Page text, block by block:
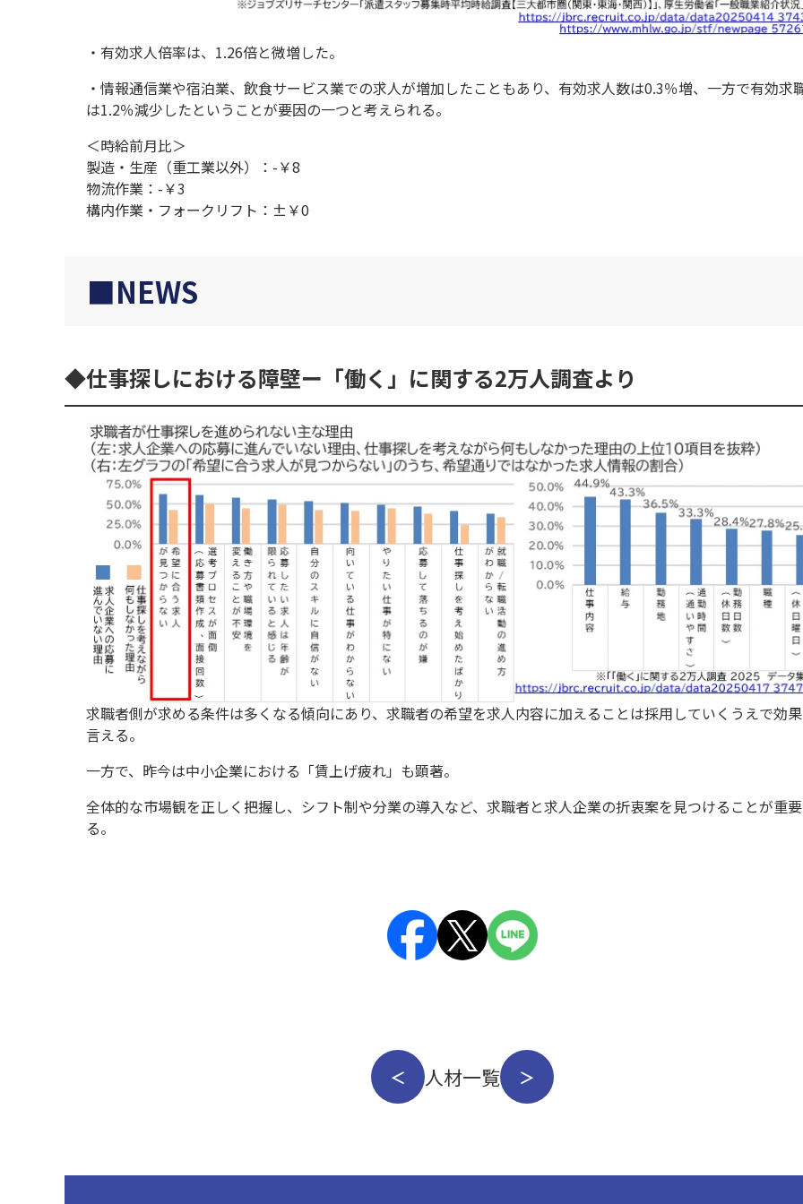
・有効求人倍率は、1.26倍と微増した。
・情報通信業や宿泊業、飲食サービス業での求人が増加したこともあり、有効求人数は0.3％増、一方で有効求
は1.2％減少したということが要因の一つと考えられる。
＜時給前月比＞
製造・生産（重工業以外）：-￥8
物流作業：-￥3
構内作業・フォークリフト：±￥0
NEWS
仕事探しにおける障壁ー「働く」に関する2万人調査より
求職者側が求める条件は多くなる傾向にあり、求職者の希望を求人内容に加えることは採用していくうえで効
言える。
一方で、昨今は中小企業における「賃上げ疲れ」も顕著。
全体的な市場観を正しく把握し、シフト制や分業の導入など、求職者と求人企業の折衷案を見つけることが重
る。
＜ 人材一覧 ＞